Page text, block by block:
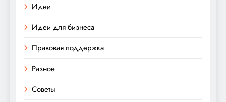
Идеи
Идеи для бизнеса
Правовая поддержка
Разное
Советы